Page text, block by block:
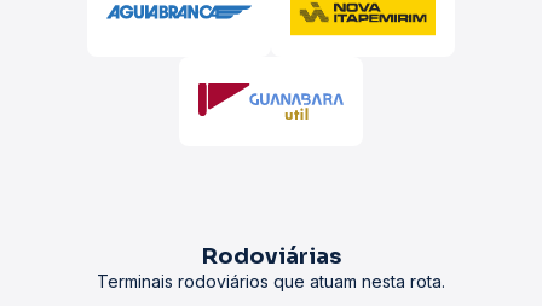
Rodoviárias
Terminais rodoviários que atuam nesta rota.